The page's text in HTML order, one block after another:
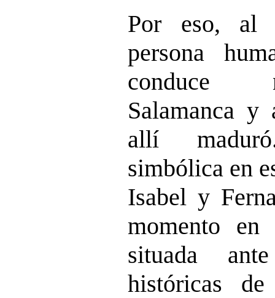
Por eso, al
persona
conduce
Salamanca y
allí
simbólica en
Isabel y
momento en
situada ante
históricas